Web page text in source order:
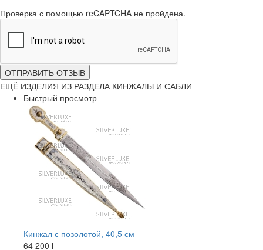
Проверка с помощью reCAPTCHA не пройдена.
ОТПРАВИТЬ ОТЗЫВ
ЕЩЁ ИЗДЕЛИЯ ИЗ РАЗДЕЛА КИНЖАЛЫ И САБЛИ
Быстрый просмотр
Кинжал с позолотой, 40,5 см
64 200 i